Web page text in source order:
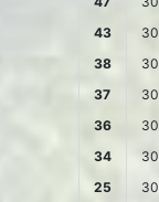
43 30
38 30
37 30
36 30
34 30
25 30